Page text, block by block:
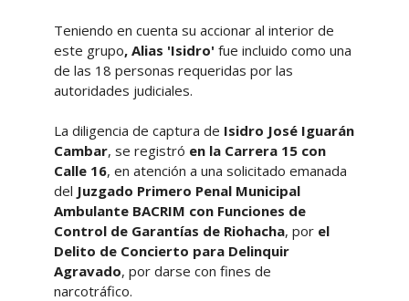
Teniendo en cuenta su accionar al interior de
este grupo, Alias 'Isidro' fue incluido como una
de las 18 personas requeridas por las
autoridades judiciales.
La diligencia de captura de Isidro José Iguarán
Cambar, se registró en la Carrera 15 con
Calle 16, en atención a una solicitado emanada
del Juzgado Primero Penal Municipal
Ambulante BACRIM con Funciones de
Control de Garantías de Riohacha, por el
Delito de Concierto para Delinquir
Agravado, por darse con fines de
narcotráfico.